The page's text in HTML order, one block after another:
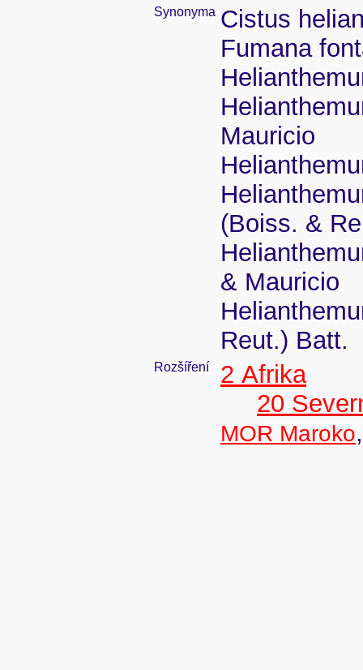
Synonyma Cistus
Fumana
Mauricio
(Boiss. &
& Mauricio
Reut.) Batt.
Rozšíření
2 Afrika
20
MOR Maroko